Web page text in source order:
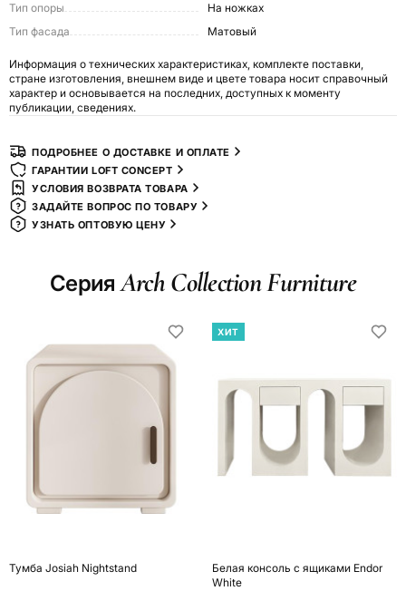
Тип опоры
На ножках
Тип фасада
Матовый
Информация о технических характеристиках, комплекте поставки,
стране изготовления, внешнем виде и цвете товара носит справочный
характер и основывается на последних, доступных к моменту
публикации, сведениях.
ПОДРОБНЕЕ О ДОСТАВКЕ И ОПЛАТЕ
ГАРАНТИИ LOFT CONCEPT
УСЛОВИЯ ВОЗВРАТА ТОВАРА
ЗАДАЙТЕ ВОПРОС ПО ТОВАРУ
УЗНАТЬ ОПТОВУЮ ЦЕНУ
СерияArch Collection Furniture
Тумба Josiah Nightstand
ХИТ
Белая консоль с ящиками Endor
White